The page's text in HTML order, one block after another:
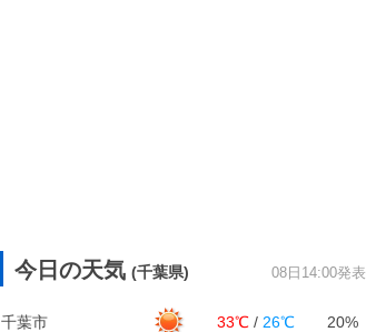
今日の天気 (千葉県) 08日14:00発表
千葉市 33℃ / 26℃ 20%